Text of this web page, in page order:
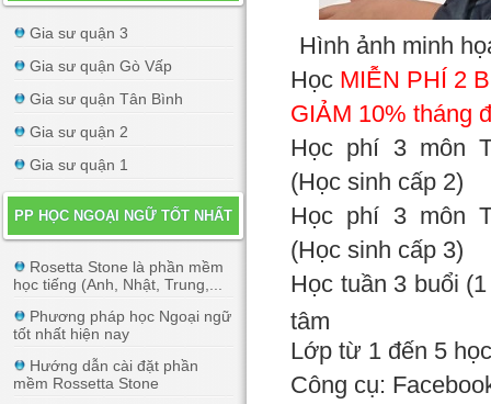
Gia sư quận 3
Gia sư quận Gò Vấp
Gia sư quận Tân Bình
Gia sư quận 2
Gia sư quận 1
PP HỌC NGOẠI NGỮ TỐT NHẤT
Rosetta Stone là phần mềm
học tiếng (Anh, Nhật, Trung,...
Phương pháp học Ngoại ngữ
tốt nhất hiện nay
Hướng dẫn cài đặt phần
mềm Rossetta Stone
Hình ảnh minh
Học MIỄN PHÍ 2
GIẢM 10% tháng
Học phí 3 môn
(Học sinh cấp 2)
Học phí 3 môn
(Học sinh cấp 3)
Học tuần 3 buổi
tâm
Lớp từ 1 đến 5
Công cụ: